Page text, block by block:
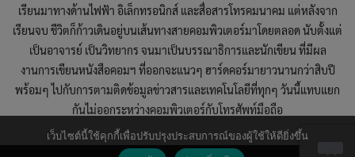
เรียนมาทางด้านไฟฟ้า อิเล็กทรอนิกส์ และสื่อสารโทรคมนาคม แต่หลังจาก
เรียนจบ ชีวิตก็ก้าวเดินอยู่บนเส้นทางสายคอมพิวเตอร์มาโดยตลอด นับตั้งแต่
เป็นอาจารย์ เป็นวิทยากร จนมาเป็นบรรณาธิการและนักเขียน ที่มีผล
งานการเขียนหนังสือคอมฯ ที่ออกจะแนวๆ ฮาร์ดคอร์มายาวนานกว่าสิบปี
พร้อมๆ ไปกับการตามติดข้อมูลข่าวสารและเทคโนโลยีที่ทุกๆ วันนี้แทบแยก
กันไม่ออกระหว่างคอมพิวเตอร์กับโทรศัพท์มือถือ
เว็บไซต์นี้ใช้คุกกี้เพื่อปรับปรุงประสบการณ์ของผู้ใช้ให้ดียิ่งขึ้น